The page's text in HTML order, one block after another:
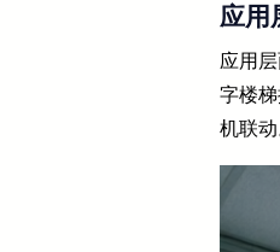
应用
应用
字楼
机联